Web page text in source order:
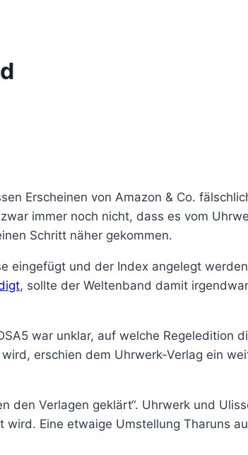
Erscheinen von Amazon & Co.
immer noch nicht, dass es vom
Schritt näher gekommen.
eingefügt und der Index angelegt
, sollte der Weltenband damit
war unklar, auf welche Regeledition
erschien dem Uhrwerk-Verlag ein
den Verlagen geklärt“. Uhrwerk und
Eine etwaige Umstellung Tharuns